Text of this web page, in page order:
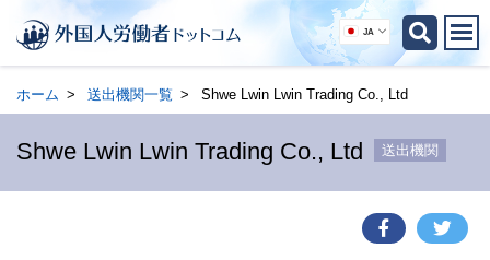
JA
ホーム 送出機関一覧 Shwe Lwin Lwin Trading Co., Ltd
Shwe Lwin Lwin Trading Co., Ltd 送出機関